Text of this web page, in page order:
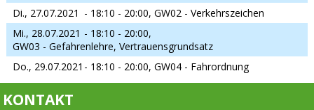
Di., 27.07.2021 - 18:10 - 20:00, GW02 - Verkehrszeichen
Mi., 28.07.2021 - 18:10 - 20:00,
GW03 - Gefahrenlehre, Vertrauensgrundsatz
Do., 29.07.2021 - 18:10 - 20:00, GW04 - Fahrordnung
KONTAKT